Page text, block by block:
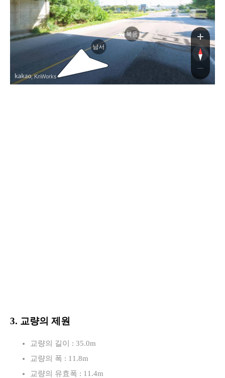
남서
북동
, KnWorks
3. 교량의 제원
교량의 길이 : 35.0m
교량의 폭 : 11.8m
교량의 유효폭 : 11.4m